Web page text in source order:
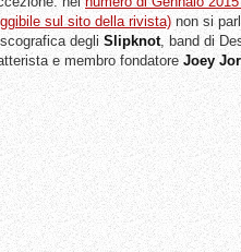
sul sito della rivista) non si
degli Slipknot, band di
e membro fondatore Joey